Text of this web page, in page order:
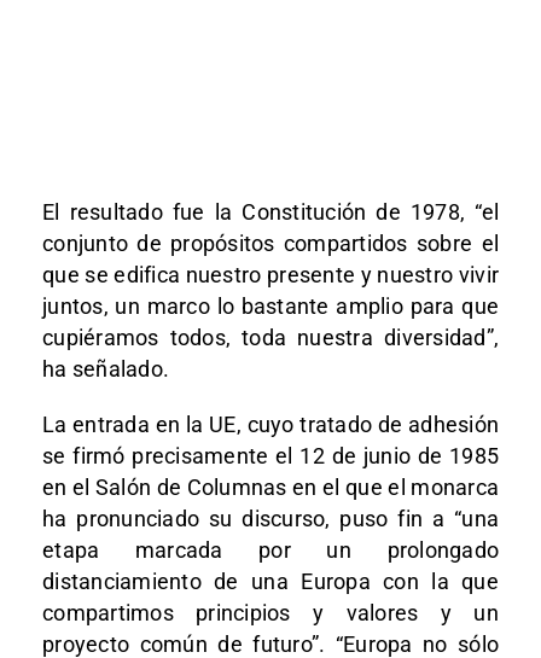
El resultado fue la Constitución de 1978, “el
conjunto de propósitos compartidos sobre el
que se edifica nuestro presente y nuestro vivir
juntos, un marco lo bastante amplio para que
cupiéramos todos, toda nuestra diversidad”,
ha señalado.
La entrada en la UE, cuyo tratado de adhesión
se firmó precisamente el 12 de junio de 1985
en el Salón de Columnas en el que el monarca
ha pronunciado su discurso, puso fin a “una
etapa marcada por un prolongado
distanciamiento de una Europa con la que
compartimos principios y valores y un
proyecto común de futuro”. “Europa no sólo